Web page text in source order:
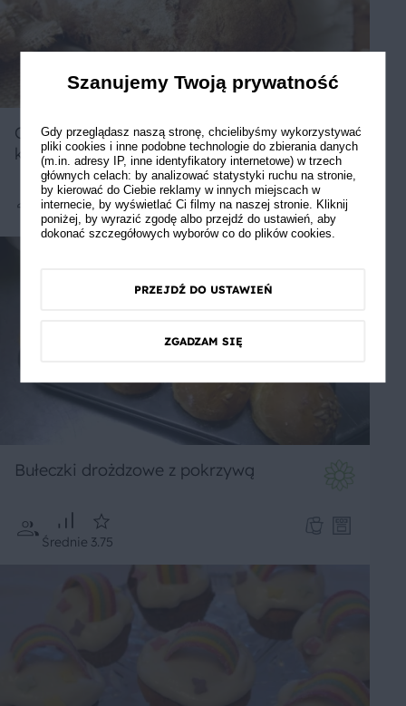
Chleb pszenny na zakwasie z
karmelizowaną cebulką
Średnie 5
Bułeczki drożdzowe z pokrzywą
Średnie 3.75
Szanujemy Twoją prywatność
Gdy przeglądasz naszą stronę, chcielibyśmy wykorzystywać
pliki cookies i inne podobne technologie do zbierania danych
(m.in. adresy IP, inne identyfikatory internetowe) w trzech
głównych celach: by analizować statystyki ruchu na stronie,
by kierować do Ciebie reklamy w innych miejscach w
internecie, by wyświetlać Ci filmy na naszej stronie. Kliknij
poniżej, by wyrazić zgodę albo przejdź do ustawień, aby
dokonać szczegółowych wyborów co do plików cookies.
PRZEJDŹ DO USTAWIEŃ
ZGADZAM SIĘ